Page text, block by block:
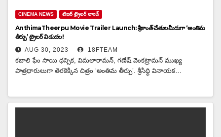
CINEMA NEWS టిజర్ ట్రైలర్ లాంచ్
AnthimaTheerpu Movie Trailer Launch: శ్రీకాంత్‌ చేతులమీదుగా ‘అంతిమ
తీర్పు’ ట్రైలర్‌ విడుదల!
AUG 30, 2023 18FTEAM
కబాలి ఫేం సాయి ధన్సిక, విమలారామన్‌, గణేష్‌ వెంకట్రామన్‌ ముఖ్య
పాత్రధారులుగా తెరకెక్కిన చిత్రం ‘అంతిమ తీర్పు’. శ్రీసిద్ధి వినాయక…